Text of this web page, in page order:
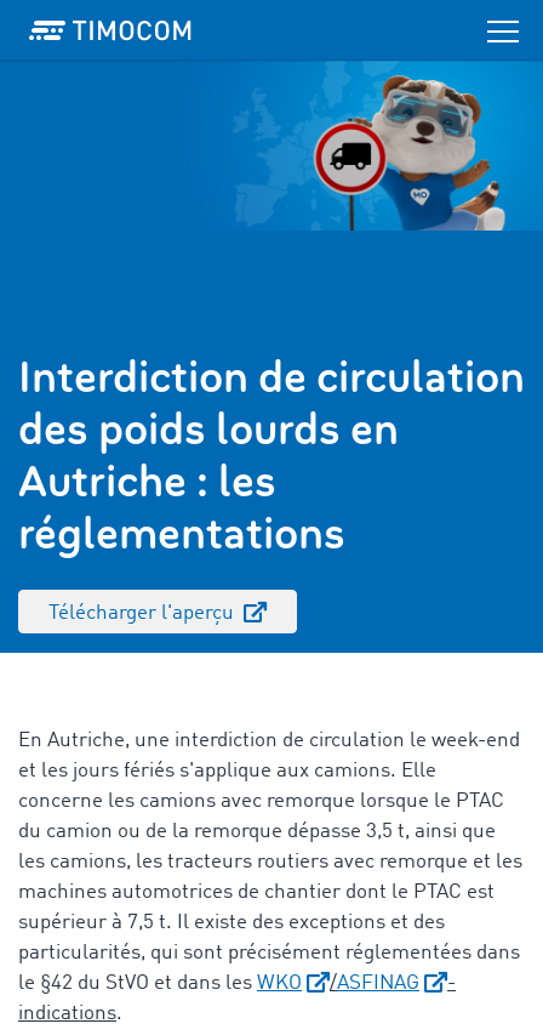
Interdiction de circulation
des poids lourds en
Autriche : les
réglementations
Télécharger l'aperçu
En Autriche, une interdiction de circulation le week-end
et les jours fériés s'applique aux camions. Elle
concerne les camions avec remorque lorsque le PTAC
du camion ou de la remorque dépasse 3,5 t, ainsi que
les camions, les tracteurs routiers avec remorque et les
machines automotrices de chantier dont le PTAC est
supérieur à 7,5 t. Il existe des exceptions et des
particularités, qui sont précisément réglementées dans
le §42 du StVO et dans les WKO /ASFINAG
-
indications.